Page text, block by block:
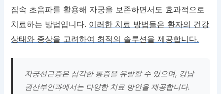
집속 초음파를 활용해 자궁을 보존하면서도 효과적으로
치료하는 방법입니다. 이러한 치료 방법들은 환자의 건강
상태와 증상을 고려하여 최적의 솔루션을 제공합니다.
자궁선근증은 심각한 통증을 유발할 수 있으며, 강남
권산부인과에서는 다양한 치료 방안을 제공합니다.